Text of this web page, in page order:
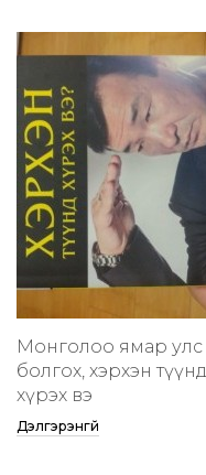
Монголоо ямар улс
болгох, хэрхэн түүнд
хүрэх вэ
Дэлгэрэнгүй